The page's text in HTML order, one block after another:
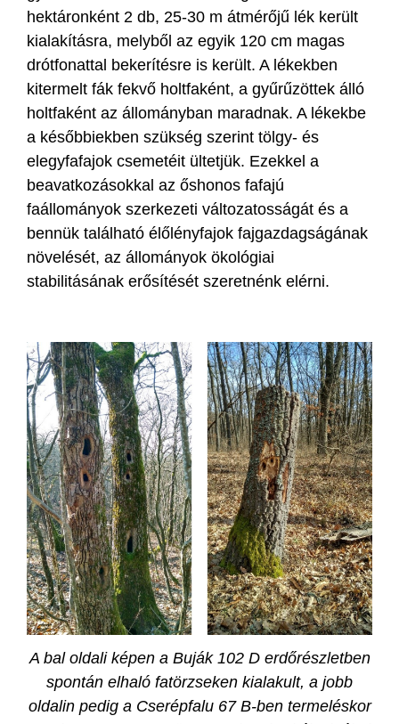
hektáronként 2 db, 25-30 m átmérőjű lék került
kialakításra, melyből az egyik 120 cm magas
drótfonattal bekerítésre is került. A lékekben
kitermelt fák fekvő holtfaként, a gyűrűzöttek álló
holtfaként az állományban maradnak. A lékekbe
a későbbiekben szükség szerint tölgy- és
elegyfafajok csemetéit ültetjük. Ezekkel a
beavatkozásokkal az őshonos fafajú
faállományok szerkezeti változatosságát és a
bennük található élőlényfajok fajgazdagságának
növelését, az állományok ökológiai
stabilitásának erősítését szeretnénk elérni.
A bal oldali képen a Buják 102 D erdőrészletben
spontán elhaló fatörzseken kialakult, a jobb
oldalin pedig a Cserépfalu 67 B-ben termeléskor